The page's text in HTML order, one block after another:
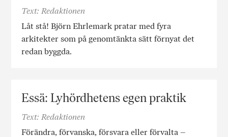
Text: Redaktionen
Låt stå! Björn Ehrlemark pratar med fyra
arkitekter som på genomtänkta sätt förnyat det
redan byggda.
Essä: Lyhördhetens egen praktik
Text: Redaktionen
Förändra, förvanska, försvara eller förvalta –